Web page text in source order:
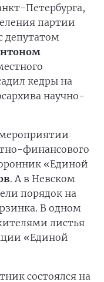
Петербурга,
партии
депутатом
кедры на
научно-
финансового
«Единой
. А в Невском
порядок на
В одном
листья
«Единой
состоялся на